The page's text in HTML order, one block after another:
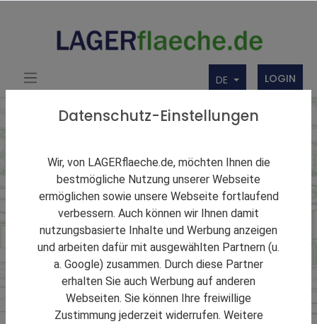
DE LOGIN
Umschlagslager
Hier bekommen Sie schnell und einfach einen Überblick
von geeigneten Umschlagslager in verschiedenen
Städten und Regionen: Unser Angebot umfasst eine
Kartensuche oder eine Suchmaske. Umschlagslager
selektiert finden und mieten/ kaufen - bei
LAGERflaeche.de!
Datenschutz-Einstellungen
Wir, von LAGERflaeche.de, möchten Ihnen die
bestmögliche Nutzung unserer Webseite
ermöglichen sowie unsere Webseite fortlaufend
verbessern. Auch können wir Ihnen damit
nutzungsbasierte Inhalte und Werbung anzeigen
und arbeiten dafür mit ausgewählten Partnern (u.
a. Google) zusammen. Durch diese Partner
erhalten Sie auch Werbung auf anderen
Webseiten. Sie können Ihre freiwillige
Zustimmung jederzeit widerrufen. Weitere